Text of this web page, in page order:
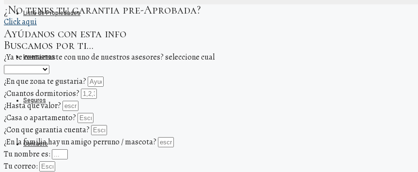
Lista de Propiedades
Inversiones
Seguros
Contacto
¿No tenes tu garantia pre-Aprobada?
Click aqui
Ayúdanos con esta info
Buscamos por ti...
¿Ya te contactaste con uno de nuestros asesores? seleccione cual
¿En que zona te gustaria?
¿Cuantos dormitorios?
¿Hasta que valor?
¿Casa o apartamento?
¿Con que garantia cuenta?
¿En la familia hay un amigo perruno / mascota?
Tu nombre es:
Tu correo: